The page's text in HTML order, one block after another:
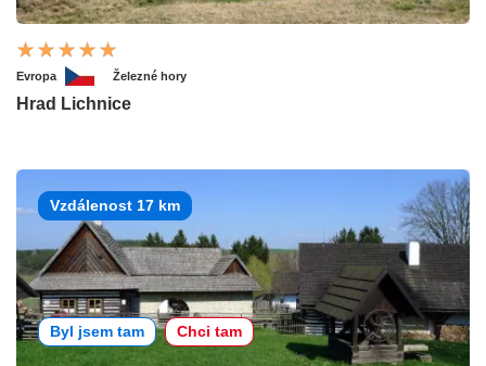
Evropa Železné hory
Hrad Lichnice
Vzdálenost 17 km
Byl jsem tam Chci tam